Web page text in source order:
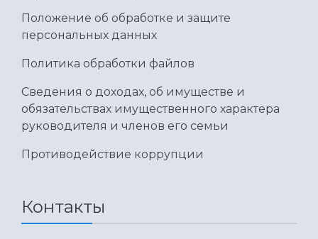
Положение об обработке и защите
персональных данных
Политика обработки файлов
Сведения о доходах, об имуществе и
обязательствах имущественного характера
руководителя и членов его семьи
Противодействие коррупции
Контакты